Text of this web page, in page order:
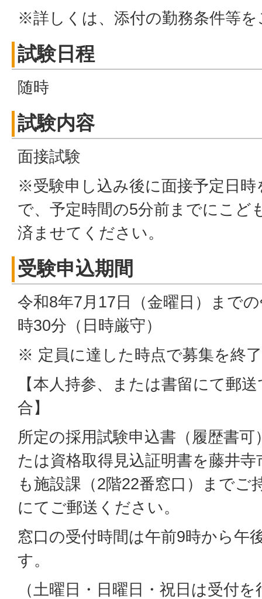
※詳しくは、添付の勤務条件等
試験日程
随時
試験内容
面接試験
※受験申し込み後に面接予定日
で、予定時間の5分前までにこど
済ませてください。
受験申込期間
令和8年7月17日（金曜日）まで
時30分（日時厳守）
※ 定員に達した時点で募集を終
【本人持参、または書留にて郵
合】
所定の採用試験申込書（履歴書
たは資格取得見込証明書を藤井
も施設課（2階22番窓口）までご
にてご郵送ください。
窓口の受付時間は午前9時から午
す。
（土曜日・日曜日・祝日は受付